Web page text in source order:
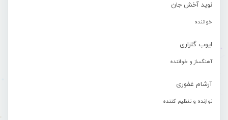
نوید آخش جان
خواننده
ایوب گلزاری
آهنگساز و خواننده
آرشام غفوری
نوازنده و تنظیم کننده